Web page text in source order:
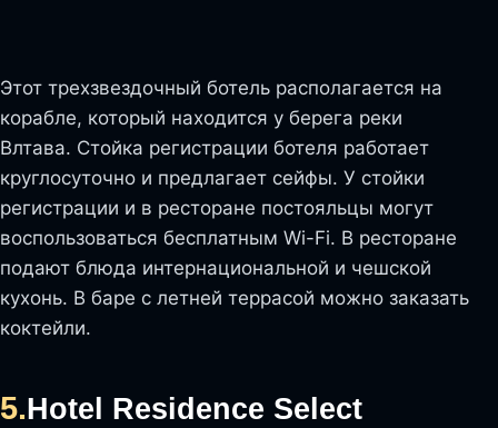
Этот трехзвездочный ботель располагается на
корабле, который находится у берега реки
Влтава. Стойка регистрации ботеля работает
круглосуточно и предлагает сейфы. У стойки
регистрации и в ресторане постояльцы могут
воспользоваться бесплатным Wi-Fi. В ресторане
подают блюда интернациональной и чешской
кухонь. В баре с летней террасой можно заказать
коктейли.
5.Hotel Residence Select